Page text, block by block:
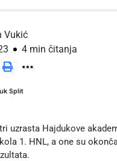
Vukić
4 min čitanja
Split
uzrasta Hajdukove
1. HNL, a one su